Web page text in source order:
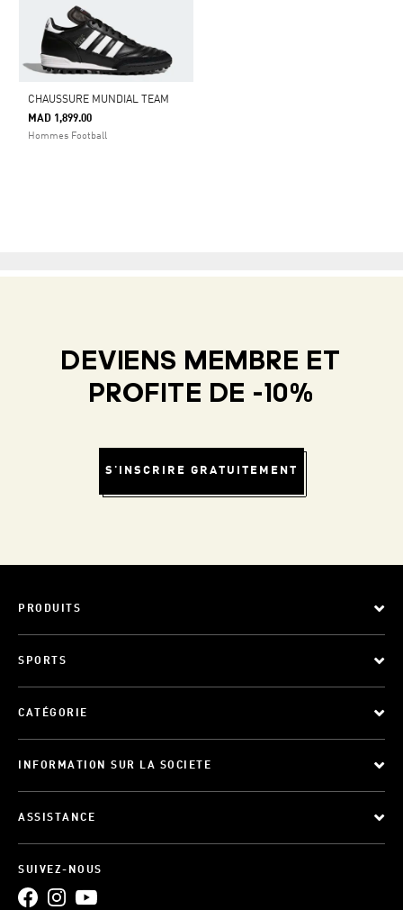
CHAUSSURE MUNDIAL TEAM
MAD 1,899.00
Hommes Football
DEVIENS MEMBRE ET
PROFITE DE -10%
S'INSCRIRE GRATUITEMENT
PRODUITS
SPORTS
CATÉGORIE
INFORMATION SUR LA SOCIETE
ASSISTANCE
SUIVEZ-NOUS